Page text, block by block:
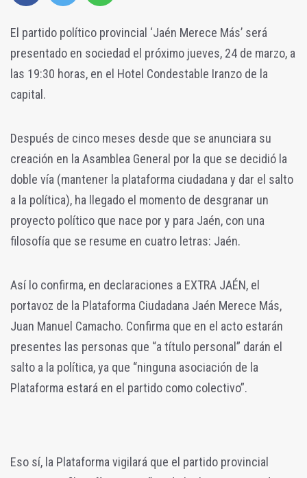
El partido político provincial ‘Jaén Merece Más’ será
presentado en sociedad el próximo jueves, 24 de marzo, a
las 19:30 horas, en el Hotel Condestable Iranzo de la
capital.
Después de cinco meses desde que se anunciara su
creación en la Asamblea General por la que se decidió la
doble vía (mantener la plataforma ciudadana y dar el salto
a la política), ha llegado el momento de desgranar un
proyecto político que nace por y para Jaén, con una
filosofía que se resume en cuatro letras: Jaén.
Así lo confirma, en declaraciones a EXTRA JAÉN, el
portavoz de la Plataforma Ciudadana Jaén Merece Más,
Juan Manuel Camacho. Confirma que en el acto estarán
presentes las personas que “a título personal” darán el
salto a la política, ya que “ninguna asociación de la
Plataforma estará en el partido como colectivo”.
Eso sí, la Plataforma vigilará que el partido provincial